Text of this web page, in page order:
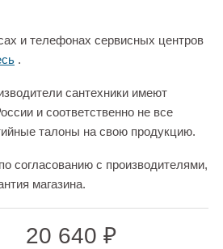
и телефонах сервисных центров
.
сантехники имеют
и соответственно не все
талоны на свою продукцию.
согласованию с производителями,
магазина.
20 640 ₽